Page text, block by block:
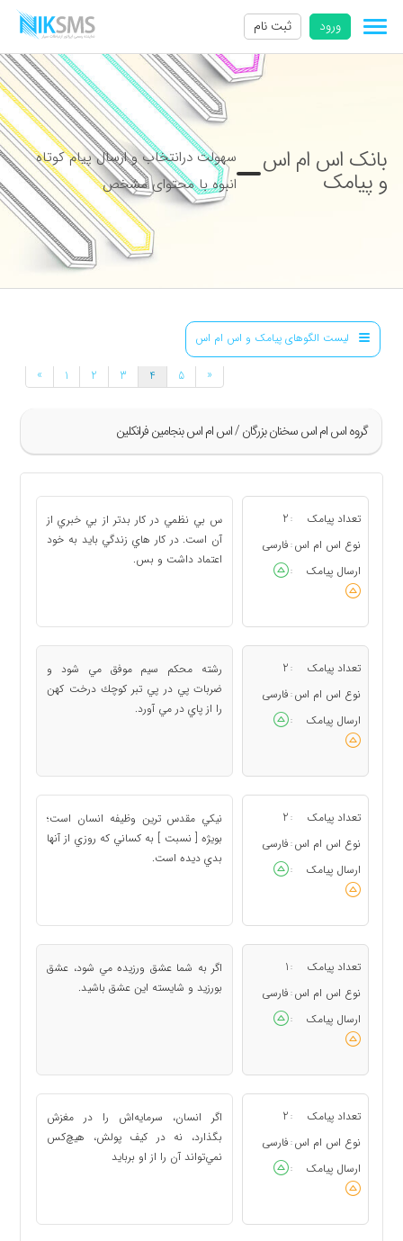
ورود ثبت نام
بانک اس ام اس
و پیامک
سهولت درانتخاب و ارسال پیام کوتاه
انبوه با محتوای مشخص
لیست الگوهای پیامک و اس ام اس
گروه اس ام اس سخنان بزرگان / اس ام اس بنجامین فرانكلین
» 1 2 3 4 5 «
تعداد پیامک :
2
نوع اس ام اس : فارسی
ارسال پیامک
:
س بي نظمي در كار بدتر از بي خبري از
آن است. در كار هاي زندگي بايد به خود
اعتماد داشت و بس.
تعداد پیامک :
2
نوع اس ام اس : فارسی
ارسال پیامک
:
رشته محكم سيم موفق مي شود و
ضربات پي در پي تبر كوچك درخت كهن
را از پاي در مي آورد.
تعداد پیامک :
2
نوع اس ام اس : فارسی
ارسال پیامک
:
نيكي مقدس ترين وظيفه انسان است؛
بويژه [ نسبت ] به كساني كه روزي از آنها
بدي ديده است.
تعداد پیامک :
1
نوع اس ام اس : فارسی
ارسال پیامک
:
اگر به شما عشق ورزيده مي شود، عشق
بورزيد و شايسته اين عشق باشيد.
تعداد پیامک :
2
نوع اس ام اس : فارسی
ارسال پیامک
:
اگر انسان، سرمايه‌اش را در مغزش
بگذارد، نه در كيف پولش، هيچ‌كس
نمي‌تواند آن را از او بربايد